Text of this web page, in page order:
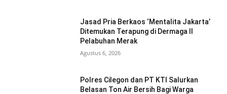
Jasad Pria Berkaos ‘Mentalita Jakarta’
Ditemukan Terapung di Dermaga II
Pelabuhan Merak
Agustus 6, 2026
Polres Cilegon dan PT KTI Salurkan
Belasan Ton Air Bersih Bagi Warga